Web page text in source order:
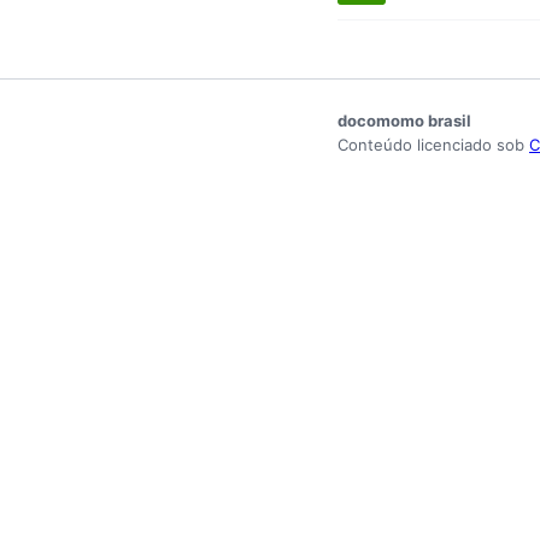
docomomo brasil
Conteúdo licenciado sob